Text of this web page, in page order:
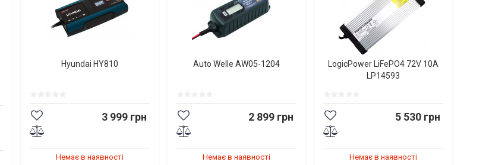
Hyundai HY810
3 999 грн
Немає в наявності
Auto Welle AW05-1204
2 899 грн
Немає в наявності
LogicPower LiFePO4 72V 10A
LP14593
5 530 грн
Немає в наявності